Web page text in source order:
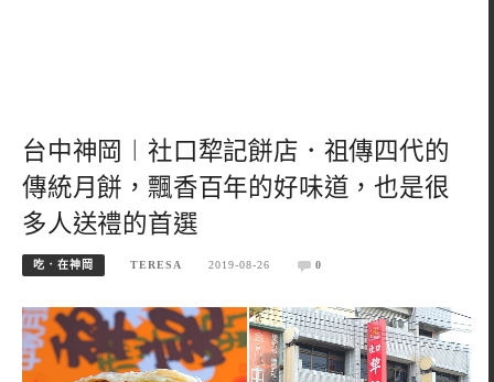
台中神岡︱社口犂記餅店．祖傳四代的
傳統月餅，飄香百年的好味道，也是很
多人送禮的首選
吃．在神岡 TERESA 2019-08-26 0